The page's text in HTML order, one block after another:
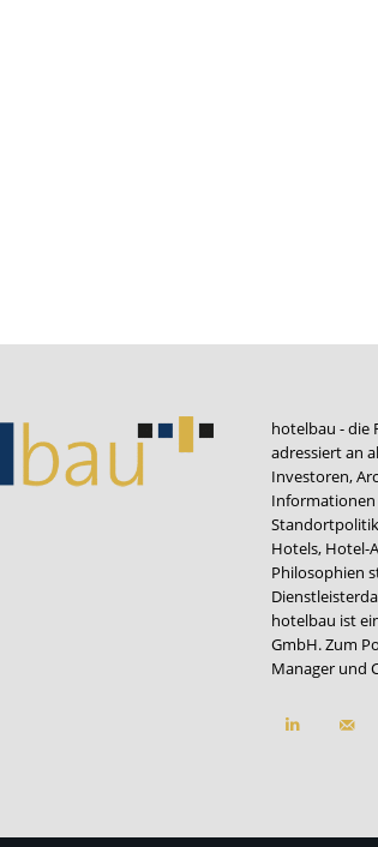
hotelbau - die
adressiert an
Investoren,
Hotels, Hotel-
Philosophien
hotelbau ist
GmbH. Zum
Manager und